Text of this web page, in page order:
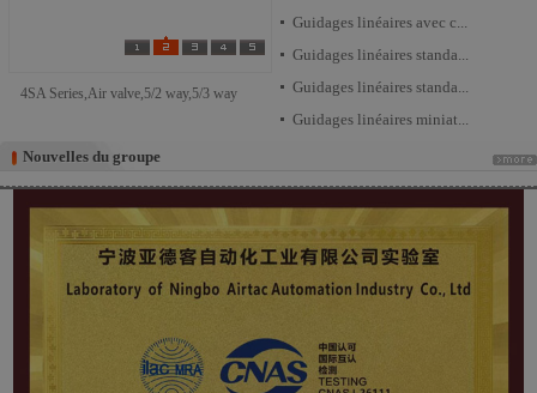
4SA Series,Air valve,5/2 way,5/3 way
Guidages linéaires avec c...
Guidages linéaires standa...
Guidages linéaires standa...
Guidages linéaires miniat...
Nouvelles du groupe
Nouvelles du groupe